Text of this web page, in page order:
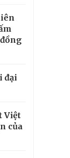
đại
Việt
của